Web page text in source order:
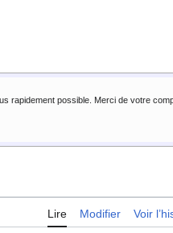
rapidement possible. Merci de votre
Lire Modifier Voir